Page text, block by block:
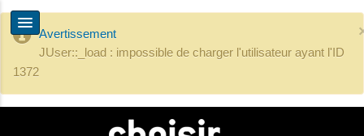
Avertissement
JUser::_load : impossible de charger l'utilisateur ayant l'ID
1372